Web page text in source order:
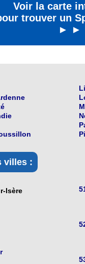
Voir la carte
trouver un
► ►
villes :
Isère